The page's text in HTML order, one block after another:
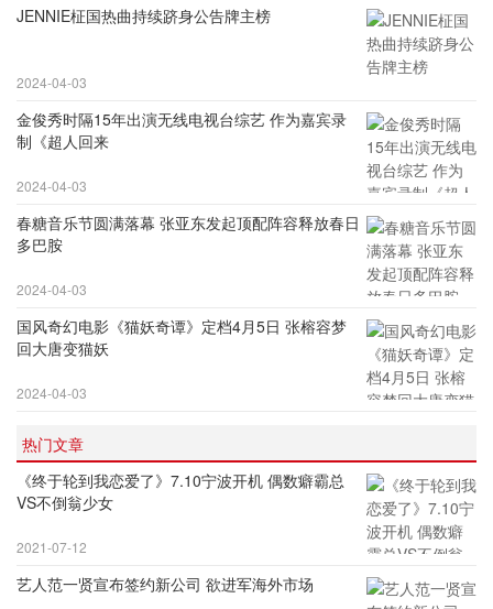
JENNIE柾国热曲持续跻身公告牌主榜
2024-04-03
金俊秀时隔15年出演无线电视台综艺 作为嘉宾录
制《超人回来
2024-04-03
春糖音乐节圆满落幕 张亚东发起顶配阵容释放春日
多巴胺
2024-04-03
国风奇幻电影《猫妖奇谭》定档4月5日 张榕容梦
回大唐变猫妖
2024-04-03
热门文章
《终于轮到我恋爱了》7.10宁波开机 偶数癖霸总
VS不倒翁少女
2021-07-12
艺人范一贤宣布签约新公司 欲进军海外市场